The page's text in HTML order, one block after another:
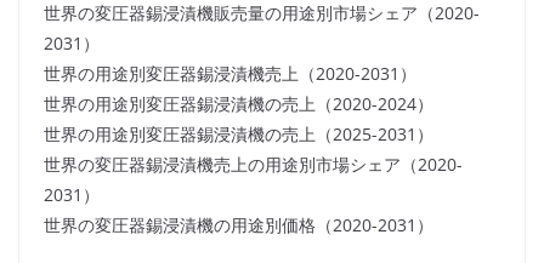
世界の変圧器錫浸漬機販売量の用途別市場シェア（2020-
2031）
世界の用途別変圧器錫浸漬機売上（2020-2031）
世界の用途別変圧器錫浸漬機の売上（2020-2024）
世界の用途別変圧器錫浸漬機の売上（2025-2031）
世界の変圧器錫浸漬機売上の用途別市場シェア（2020-
2031）
世界の変圧器錫浸漬機の用途別価格（2020-2031）